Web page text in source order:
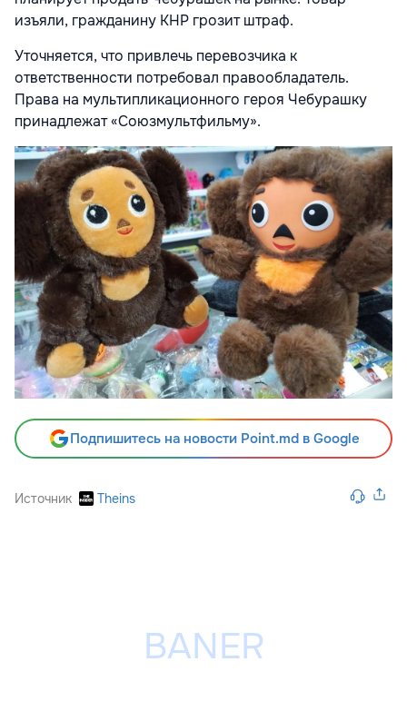
изъяли, гражданину КНР грозит штраф.
Уточняется, что привлечь перевозчика к
ответственности потребовал правообладатель.
Права на мультипликационного героя Чебурашку
принадлежат «Союзмультфильму».
Подпишитесь на новости Point.md в Google
Источник Theins